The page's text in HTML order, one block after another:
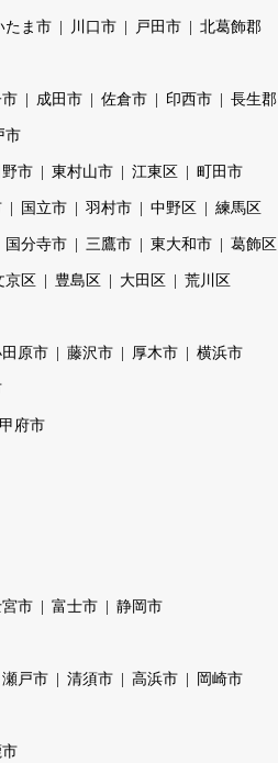
たま市 川口市 戸田市 北葛飾郡
成田市 佐倉市 印西市 長生郡
市
野市 東村山市 江東区 町田市
国立市 羽村市 中野区 練馬区
国分寺市 三鷹市 東大和市 葛飾区
京区 豊島区 大田区 荒川区
原市 藤沢市 厚木市 横浜市
甲府市
市 富士市 静岡市
瀬戸市 清須市 高浜市 岡崎市